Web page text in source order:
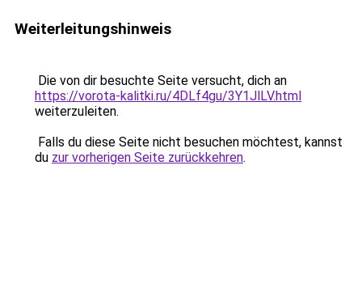
Weiterleitungshinweis
Die von dir besuchte Seite versucht, dich an
https://vorota-kalitki.ru/4DLf4gu/3Y1JlLV.html
weiterzuleiten.
Falls du diese Seite nicht besuchen möchtest, kannst
du zur vorherigen Seite zurückkehren.